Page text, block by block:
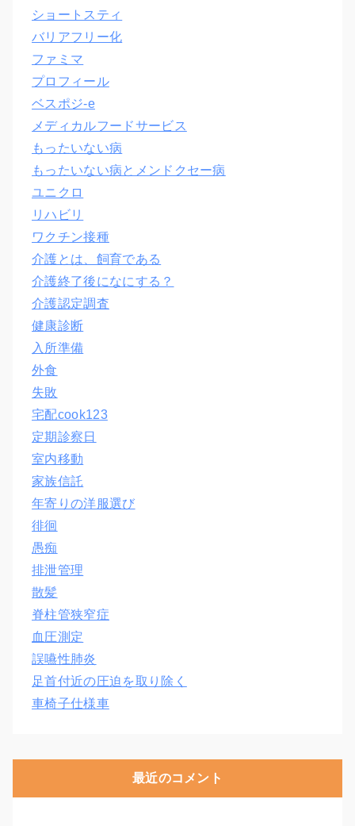
ショートスティ
バリアフリー化
ファミマ
プロフィール
ベスポジ-e
メディカルフードサービス
もったいない病
もったいない病とメンドクセー病
ユニクロ
リハビリ
ワクチン接種
介護とは、飼育である
介護終了後になにする？
介護認定調査
健康診断
入所準備
外食
失敗
宅配cook123
定期診察日
室内移動
家族信託
年寄りの洋服選び
徘徊
愚痴
排泄管理
散髪
脊柱管狭窄症
血圧測定
誤嚥性肺炎
足首付近の圧迫を取り除く
車椅子仕様車
最近のコメント